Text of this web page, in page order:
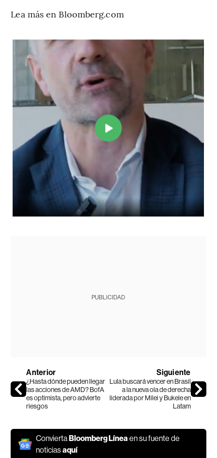
Lea más en Bloomberg.com
PUBLICIDAD
Anterior
¿Hasta dónde pueden llegar
las acciones de AMD? BofA
es optimista, pero advierte
riesgos
Siguiente
Lula buscará vencer en Brasil
a la nueva ola de derecha
liderada por Milei y Bukele en
Latam
ConviertaBloomberg Línea en su fuente de
noticiasaquí